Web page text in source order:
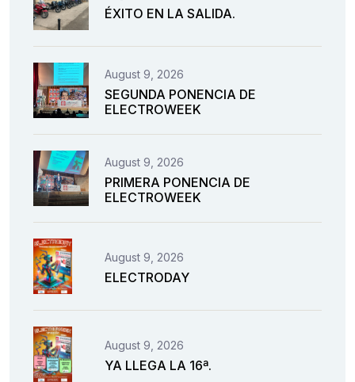
ÉXITO EN LA SALIDA.
August 9, 2026
SEGUNDA PONENCIA DE
ELECTROWEEK
August 9, 2026
PRIMERA PONENCIA DE
ELECTROWEEK
August 9, 2026
ELECTRODAY
August 9, 2026
YA LLEGA LA 16ª.